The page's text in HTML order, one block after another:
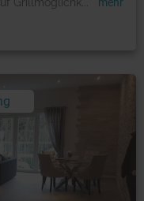
Grillmöglichk mehr